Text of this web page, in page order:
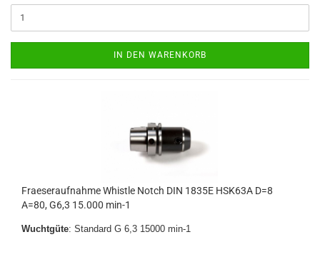
IN DEN WARENKORB
Fraeseraufnahme Whistle Notch DIN 1835E HSK63A D=8
A=80, G6,3 15.000 min-1
Wuchtgüte: Standard G 6,3 15000 min-1